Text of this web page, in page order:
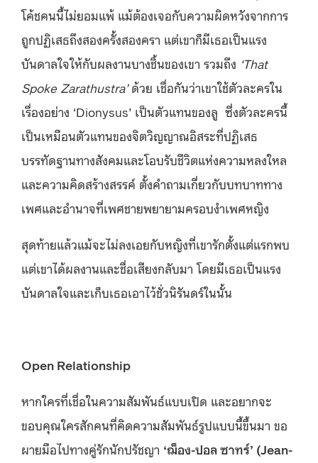
โค้ชคนนี้ไม่ยอมแพ้ แม้ต้องเจอกับความผิดหวังจากการ
ถูกปฏิเสธถึงสองครั้งสองครา แต่เขาก็มีเธอเป็นแรง
บันดาลใจให้กับผลงานบางชิ้นของเขา รวมถึง ‘That
Spoke Zarathustra’ด้วย เชื่อกันว่าเขาใช้ตัวละครใน
เรื่องอย่าง ‘Dionysus’ เป็นตัวแทนของลู ซึ่งตัวละครนี้
เป็นเหมือนตัวแทนของจิตวิญญาณอิสระที่ปฏิเสธ
บรรทัดฐานทางสังคมและโอบรับชีวิตแห่งความหลงใหล
และความคิดสร้างสรรค์ ตั้งคำถามเกี่ยวกับบทบาททาง
เพศและอำนาจที่เพศชายพยายามครอบงำเพศหญิง
สุดท้ายแล้วแม้จะไม่ลงเอยกับหญิงที่เขารักตั้งแต่แรกพบ
แต่เขาได้ผลงานและชื่อเสียงกลับมา โดยมีเธอเป็นแรง
บันดาลใจและเก็บเธอเอาไว้ชั่วนิรันดร์ในนั้น
Open Relationship
หากใครที่เชื่อในความสัมพันธ์แบบเปิด และอยากจะ
ขอบคุณใครสักคนที่คิดความสัมพันธ์รูปแบบนี้ขึ้นมา ขอ
ผายมือไปทางคู่รักนักปรัชญา ‘ฌ็อง-ปอล ซาทร์’ (Jean-